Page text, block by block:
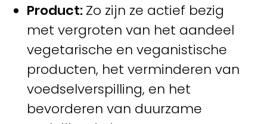
Product:Zo zijn ze actief bezig
met vergroten van het aandeel
vegetarische en veganistische
producten, het verminderen van
voedselverspilling, en het
bevorderen van duurzame